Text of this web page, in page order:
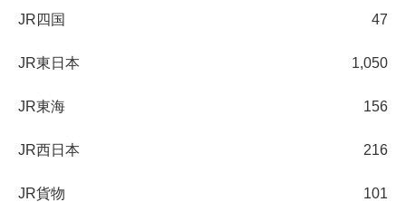
JR四国 47
JR東日本 1,050
JR東海 156
JR西日本 216
JR貨物 101